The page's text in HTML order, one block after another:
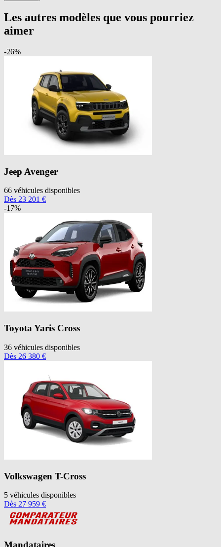
Les autres modèles que vous pourriez
aimer
-26%
Jeep Avenger
66 véhicules disponibles
Dès 23 201 €
-17%
Toyota Yaris Cross
36 véhicules disponibles
Dès 26 380 €
Volkswagen T-Cross
5 véhicules disponibles
Dès 27 959 €
Mandataires